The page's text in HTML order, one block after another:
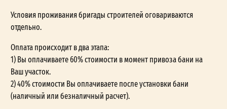
Условия проживания бригады строителей оговариваются
отдельно.
Оплата происходит в два этапа:
1) Вы оплачиваете 60% стоимости в момент привоза бани на
Ваш участок.
2) 40% стоимости Вы оплачиваете после установки бани
(наличный или безналичный расчет).